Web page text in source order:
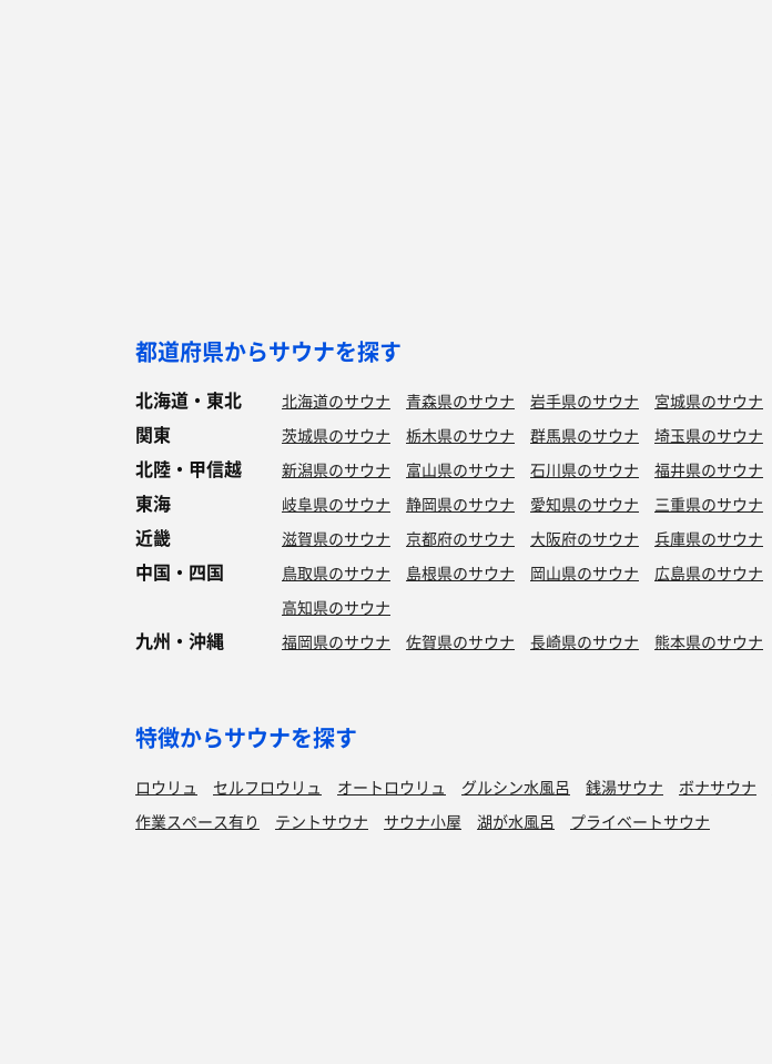
都道府県からサウナを探す
北海道・東北 北海道のサウナ 青森県のサウナ 岩手県のサウナ 宮城県のサウナ
関東 茨城県のサウナ 栃木県のサウナ 群馬県のサウナ 埼玉県のサウナ
北陸・甲信越 新潟県のサウナ 富山県のサウナ 石川県のサウナ 福井県のサウナ
東海 岐阜県のサウナ 静岡県のサウナ 愛知県のサウナ 三重県のサウナ
近畿 滋賀県のサウナ 京都府のサウナ 大阪府のサウナ 兵庫県のサウナ
中国・四国 鳥取県のサウナ 島根県のサウナ 岡山県のサウナ 広島県のサウナ
高知県のサウナ
九州・沖縄 福岡県のサウナ 佐賀県のサウナ 長崎県のサウナ 熊本県のサウナ
特徴からサウナを探す
ロウリュ セルフロウリュ オートロウリュ グルシン水風呂 銭湯サウナ ボナサウナ
作業スペース有り
テントサウナ サウナ小屋 湖が水風呂 プライベートサウナ